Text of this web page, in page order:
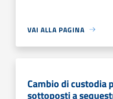
VAI ALLA PAGINA
Cambio di custodia
sottoposti a